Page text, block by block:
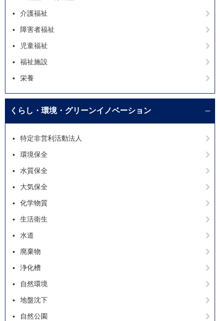
介護福祉
障害者福祉
児童福祉
福祉施設
栄養
くらし・環境・グリーンイノベーション
特定非営利活動法人
環境保全
水質保全
大気保全
化学物質
生活衛生
水道
廃棄物
浄化槽
自然環境
地盤沈下
自然公園